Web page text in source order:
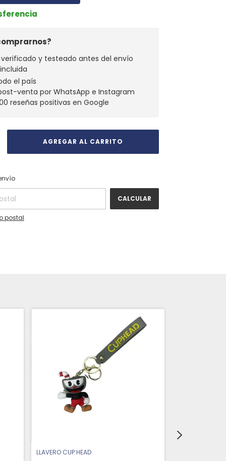
verificado y testeado antes del envío
el país
venta por WhatsApp e Instagram
reseñas positivas en Google
CALCULAR
postal
LLAVERO CUP HEAD